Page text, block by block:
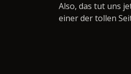
Also, das tut uns
einer der tollen